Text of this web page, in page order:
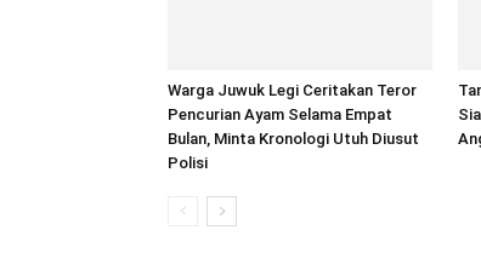
Warga Juwuk Legi Ceritakan Teror
Pencurian Ayam Selama Empat
Bulan, Minta Kronologi Utuh Diusut
Polisi